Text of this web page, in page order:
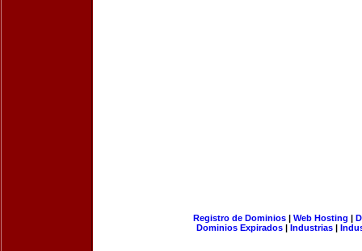
Registro de Dominios| Web Hosting |
Dominios Expirados | Industrias |